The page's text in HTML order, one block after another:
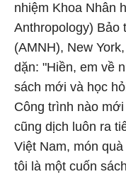
nhiệm Khoa Nhân
Anthropology) Bảo
(AMNH), New
dặn: "Hiền, em về
sách mới và học
Công trình nào
cũng dịch luôn ra
Việt Nam, món
tôi là một cuốn